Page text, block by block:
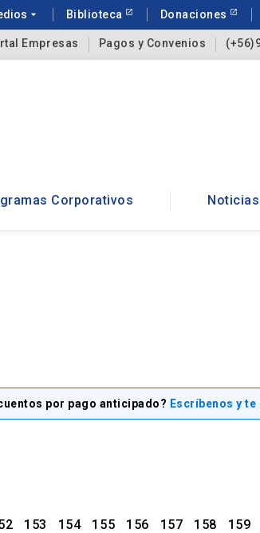
arrow_drop_down Biblioteca Donaciones
Empresas Pagos y Convenios
Corporativos Noticias
por pago anticipado? Escríbenos y te
153 154 155 156 157 158 159